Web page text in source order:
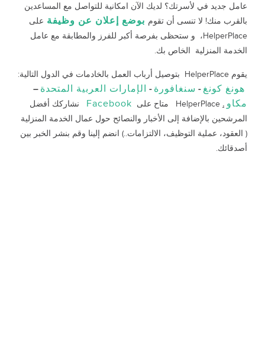
عامل جديد في لأسرتك؟ لديك الآن امكانية للتواصل مع المساعدين
بالقرب منك! لا تنسى أن تقوم بوضع إعلان عن وظيفة على
HelperPlace، و ستحظى بفرصة أكبر للفرز والمطابقة مع عامل
الخدمة المنزلية الخاص بك.
يقوم HelperPlace بتوصيل أرباب العمل بالخادمات في الدول التالية:
هونغ كونغ - سنغافورة - الإمارات العربية المتحدة –
مكاو .
Facebook
نشاركك أفضل
المرشحين بالإضافة إلى الأخبار والنصائح حول عمال الخدمة المنزلية
( العقود، عملية التوظيف، الالتزامات..) انضم إلينا وقم بنشر الخبر بين
أصدقائك.